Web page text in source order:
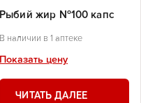
Рыбий жир №100 капс
В наличии в 1 аптеке
Показать цену
ЧИТАТЬ ДАЛЕЕ